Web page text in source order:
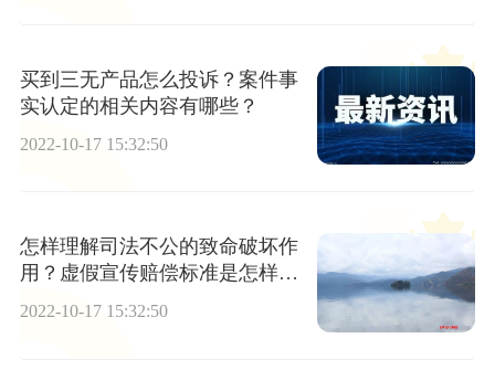
买到三无产品怎么投诉？案件事
实认定的相关内容有哪些？
2022-10-17 15:32:50
怎样理解司法不公的致命破坏作
用？虚假宣传赔偿标准是怎样
的？
2022-10-17 15:32:50